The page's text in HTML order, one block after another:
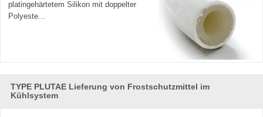
platingehärtetem Silikon mit doppelter
Polyeste...
TYPE PLUTAE Lieferung von Frostschutzmittel im
Kühlsystem